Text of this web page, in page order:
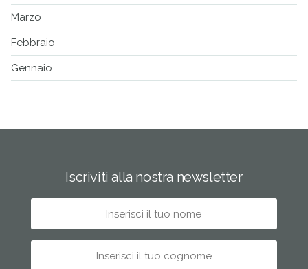
Marzo
Febbraio
Gennaio
Iscriviti alla nostra newsletter